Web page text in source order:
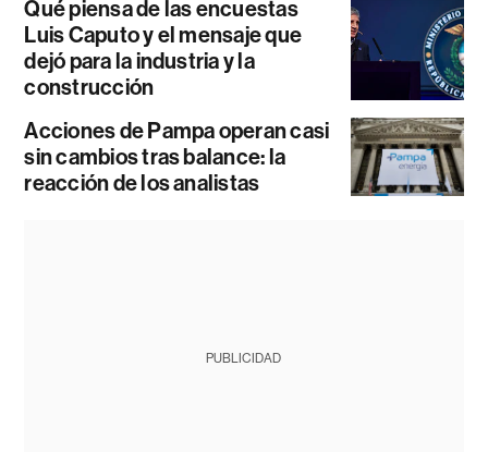
Qué piensa de las encuestas
Luis Caputo y el mensaje que
dejó para la industria y la
construcción
Acciones de Pampa operan casi
sin cambios tras balance: la
reacción de los analistas
PUBLICIDAD